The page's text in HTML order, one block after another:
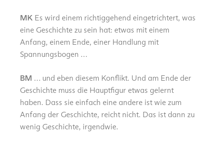
MK Es wird einem richtiggehend eingetrichtert, was
eine Geschichte zu sein hat: etwas mit einem
Anfang, einem Ende, einer Handlung mit
Spannungsbogen …
BM … und eben diesem Konflikt. Und am Ende der
Geschichte muss die Hauptfigur etwas gelernt
haben. Dass sie einfach eine andere ist wie zum
Anfang der Geschichte, reicht nicht. Das ist dann zu
wenig Geschichte, irgendwie.